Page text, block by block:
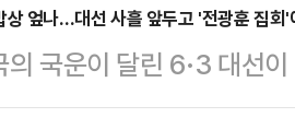
상 엎나…대선 사흘 앞두고 '전광훈 집회'
의 국운이 달린 6·3 대선
발령으로 파면당해 이번